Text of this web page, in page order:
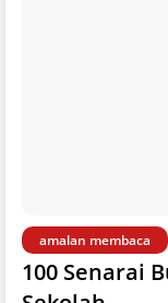
amalan membaca
100 Senarai